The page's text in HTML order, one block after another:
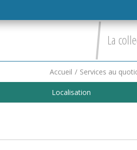
La
Accueil / Services au
Localisation